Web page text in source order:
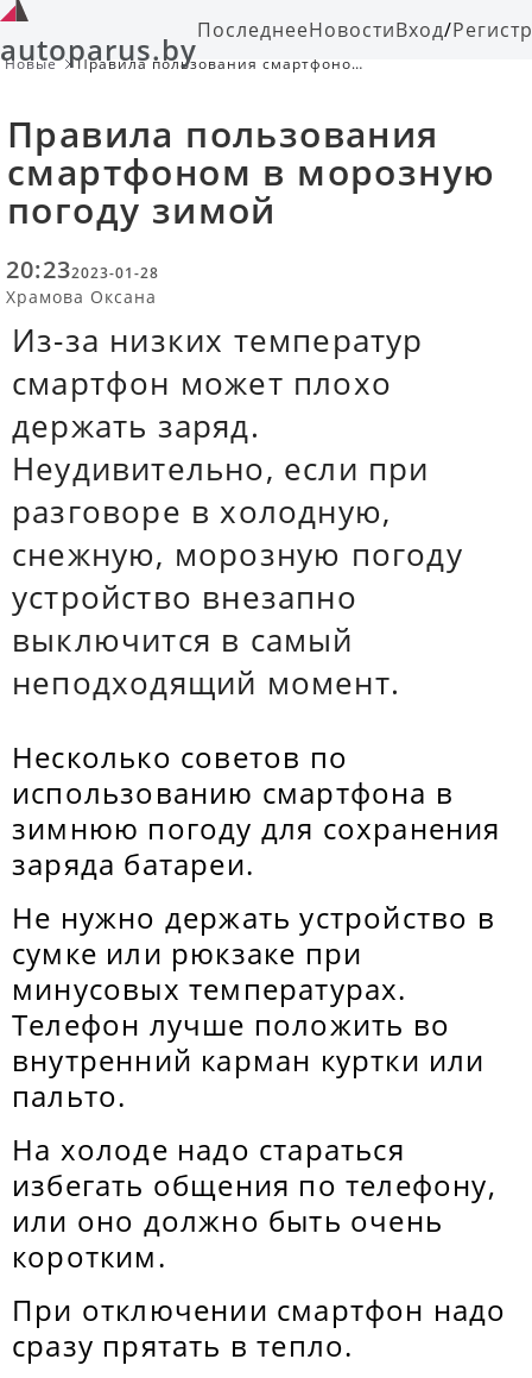
autoparus.byПоследнееНовостиВход/
Новые
Правила пользования смартфоном
Правила пользования
смартфоном в морозную
погоду зимой
20:232023-01-28
Храмова Оксана
Из-за низких температур
смартфон может плохо
держать заряд.
Неудивительно, если при
разговоре в холодную,
снежную, морозную погоду
устройство внезапно
выключится в самый
неподходящий момент.
Несколько советов по
использованию смартфона в
зимнюю погоду для сохранения
заряда батареи.
Не нужно держать устройство в
сумке или рюкзаке при
минусовых температурах.
Телефон лучше положить во
внутренний карман куртки или
пальто.
На холоде надо стараться
избегать общения по телефону,
или оно должно быть очень
коротким.
При отключении смартфон надо
сразу прятать в тепло.